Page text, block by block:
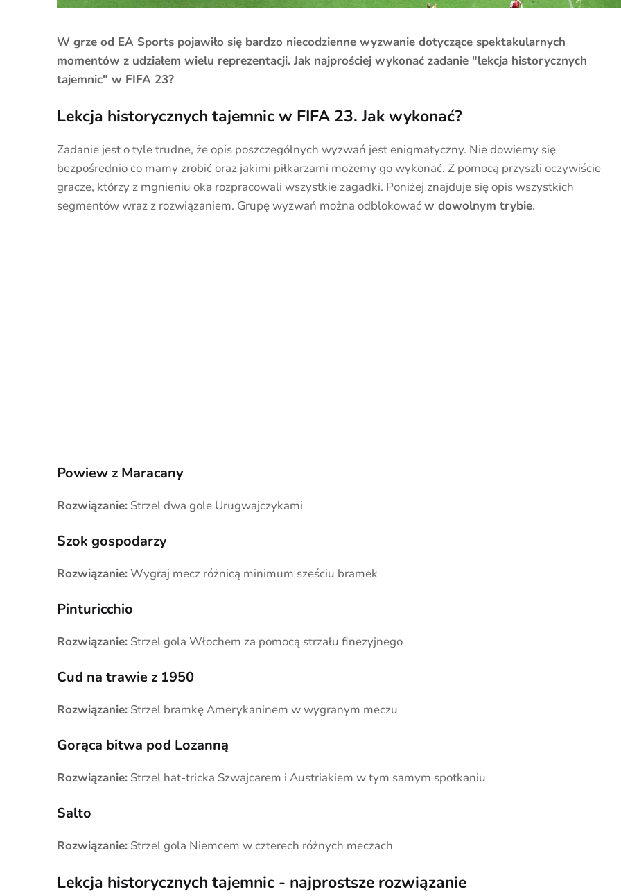
W grze od EA Sports pojawiło się bardzo niecodzienne wyzwanie dotyczące spektakularnych
momentów z udziałem wielu reprezentacji. Jak najprościej wykonać zadanie "lekcja historycznych
tajemnic" w FIFA 23?
Lekcja historycznych tajemnic w FIFA 23. Jak wykonać?
Zadanie jest o tyle trudne, że opis poszczególnych wyzwań jest enigmatyczny. Nie dowiemy się
bezpośrednio co mamy zrobić oraz jakimi piłkarzami możemy go wykonać. Z pomocą przyszli oczywiście
gracze, którzy z mgnieniu oka rozpracowali wszystkie zagadki. Poniżej znajduje się opis wszystkich
segmentów wraz z rozwiązaniem. Grupę wyzwań można odblokowaćw dowolnym trybie.
Powiew z Maracany
Rozwiązanie: Strzel dwa gole Urugwajczykami
Szok gospodarzy
Rozwiązanie:Wygraj mecz różnicą minimum sześciu bramek
Pinturicchio
Rozwiązanie: Strzel gola Włochem za pomocą strzału finezyjnego
Cud na trawie z 1950
Rozwiązanie: Strzel bramkę Amerykaninem w wygranym meczu
Gorąca bitwa pod Lozanną
Rozwiązanie: Strzel hat-tricka Szwajcarem i Austriakiem w tym samym spotkaniu
Salto
Rozwiązanie: Strzel gola Niemcem w czterech różnych meczach
Lekcja historycznych tajemnic - najprostsze rozwiązanie